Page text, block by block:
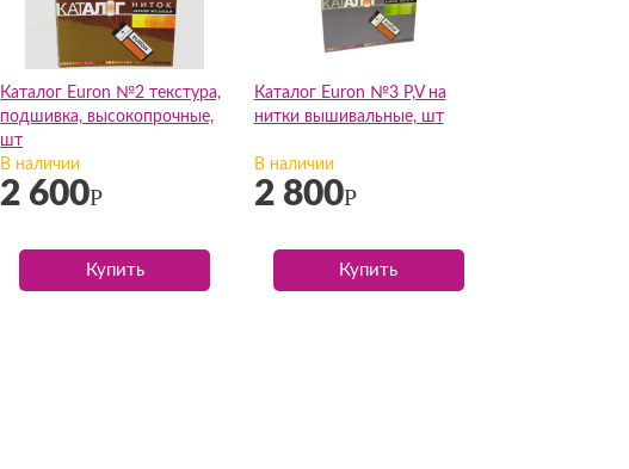
Каталог Euron №2 текстура,
подшивка, высокопрочные,
шт
В наличии
2 600Р
Купить
Каталог Euron №3 P,V на
нитки вышивальные, шт
В наличии
2 800Р
Купить